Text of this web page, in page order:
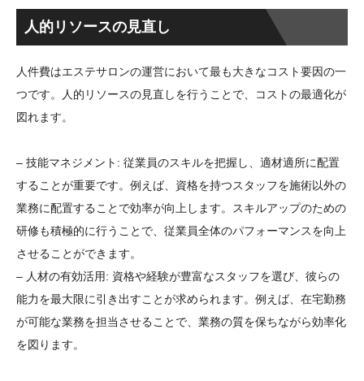
人的リソースの見直し
人件費はエステサロンの運営において最も大きなコスト要因の一
つです。人的リソースの見直しを行うことで、コストの最適化が
図れます。
– 技能マネジメント: 従業員のスキルを把握し、適材適所に配置
することが重要です。例えば、資格を持つスタッフを施術以外の
業務に配置することで効率が向上します。スキルアップのための
研修も積極的に行うことで、従業員全体のパフォーマンスを向上
させることができます。
– 人材の有効活用: 資格や経験が豊富なスタッフを選び、彼らの
能力を最大限に引き出すことが求められます。例えば、在宅勤務
が可能な業務を担当させることで、業務の質を保ちながら効率化
を図ります。